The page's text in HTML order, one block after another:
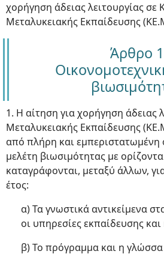
χορήγηση άδειας λειτουργίας σε
Μεταλυκειακής Εκπαίδευσης
Άρθρο 1
1. Η αίτηση για χορήγηση άδειας
Μεταλυκειακής Εκπαίδευσης
από πλήρη και εμπεριστατωμένη
μελέτη βιωσιμότητας με
καταγράφονται, μεταξύ άλλων,
έτος:
α) Τα γνωστικά αντικείμενα
οι υπηρεσίες εκπαίδευσης
β) Το πρόγραμμα και η